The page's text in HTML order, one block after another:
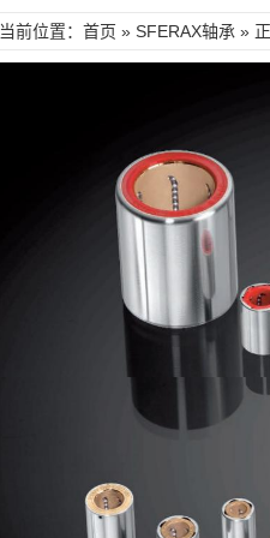
当前位置：首页 » SFERAX轴承 »